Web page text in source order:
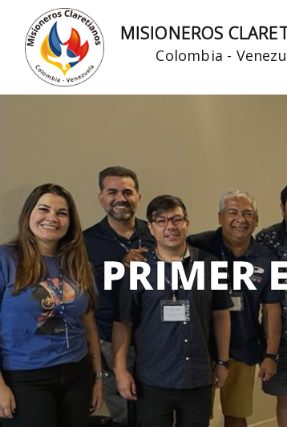
contenido
MISIONEROS
Colombia -
PRIMER